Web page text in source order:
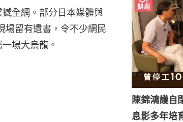
全網。部分日本媒體與
場留有遺書，令不少網民
場大烏龍。
陳錦鴻護自
息影多年培